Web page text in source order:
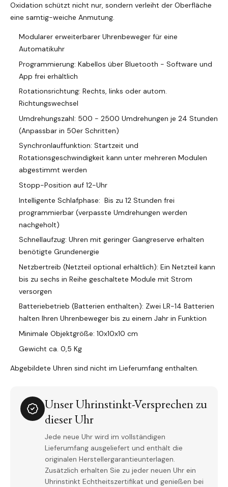
Oxidation schützt nicht nur, sondern verleiht der Oberfläche
eine samtig-weiche Anmutung.
Modularer erweiterbarer Uhrenbeweger für eine
Automatikuhr
Programmierung: Kabellos über Bluetooth - Software und
App frei erhältlich
Rotationsrichtung: Rechts, links oder autom.
Richtungswechsel
Umdrehungszahl: 500 - 2500 Umdrehungen je 24 Stunden
(Anpassbar in 50er Schritten)
Synchronlauffunktion: Startzeit und
Rotationsgeschwindigkeit kann unter mehreren Modulen
abgestimmt werden
Stopp-Position auf 12-Uhr
Intelligente Schlafphase: Bis zu 12 Stunden frei
programmierbar (verpasste Umdrehungen werden
nachgeholt)
Schnellaufzug: Uhren mit geringer Gangreserve erhalten
benötigte Grundenergie
Netzbertreib (Netzteil optional erhältlich): Ein Netzteil kann
bis zu sechs in Reihe geschaltete Module mit Strom
versorgen
Batteriebetrieb (Batterien enthalten): Zwei LR-14 Batterien
halten Ihren Uhrenbeweger bis zu einem Jahr in Funktion
Minimale Objektgröße: 10x10x10 cm
Gewicht ca. 0,5 Kg
Abgebildete Uhren sind nicht im Lieferumfang enthalten.
Unser Uhrinstinkt-Versprechen zu
dieser Uhr
Jede neue Uhr wird im vollständigen
Lieferumfang ausgeliefert und enthält die
originalen Herstellergarantieunterlagen.
Zusätzlich erhalten Sie zu jeder neuen Uhr ein
Uhrinstinkt Echtheitszertifikat und genießen bei